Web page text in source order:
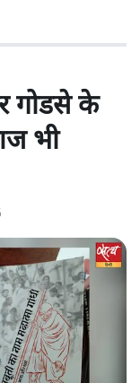
गोडसे के
भी